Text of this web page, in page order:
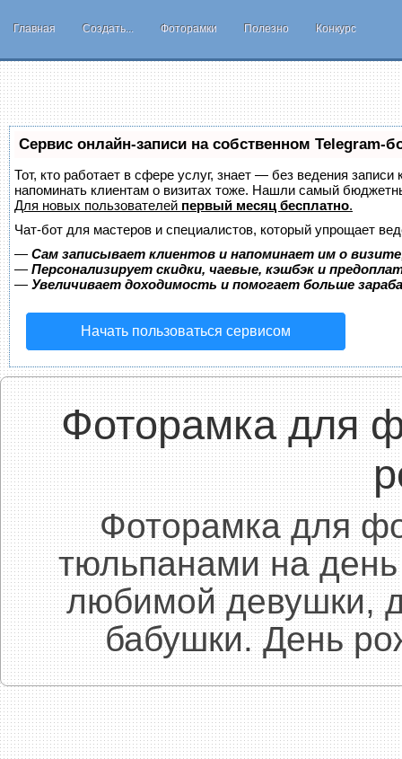
Главная Создать... Фоторамки Полезно Конкурс
Сервис онлайн-записи на собственном Telegram-
Тот, кто работает в сфере услуг, знает — без ведения
напоминать клиентам о визитах тоже. Нашли самый
Для новых пользователей первый месяц бесплатно.
Чат-бот для мастеров и специалистов, который упрощает
— Сам записывает клиентов и напоминает им о
— Персонализирует скидки, чаевые, кэшбэк и
— Увеличивает доходимость и помогает больше
Начать пользоваться сервисом
Фоторамка для
Фоторамка для
тюльпанами на
любимой девушки,
бабушки. День